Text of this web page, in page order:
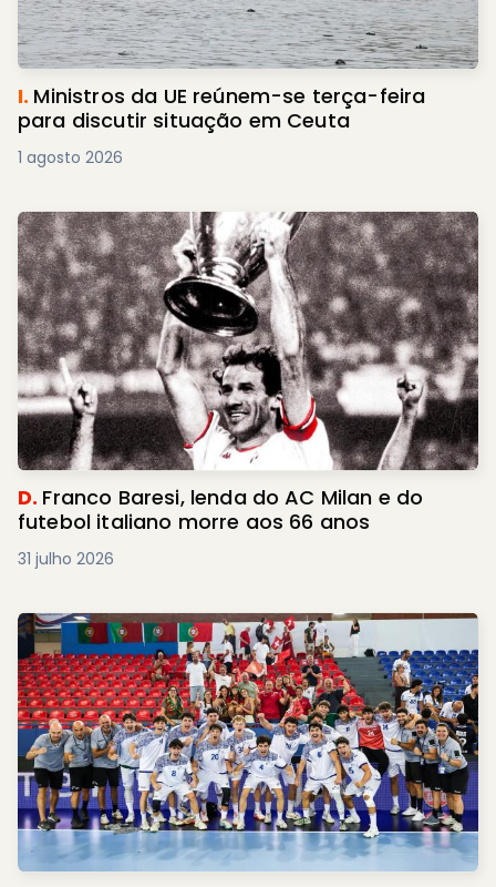
I. Ministros da UE reúnem-se terça-feira
para discutir situação em Ceuta
1 agosto 2026
D. Franco Baresi, lenda do AC Milan e do
futebol italiano morre aos 66 anos
31 julho 2026